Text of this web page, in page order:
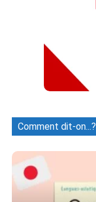
Comment dit-on...?